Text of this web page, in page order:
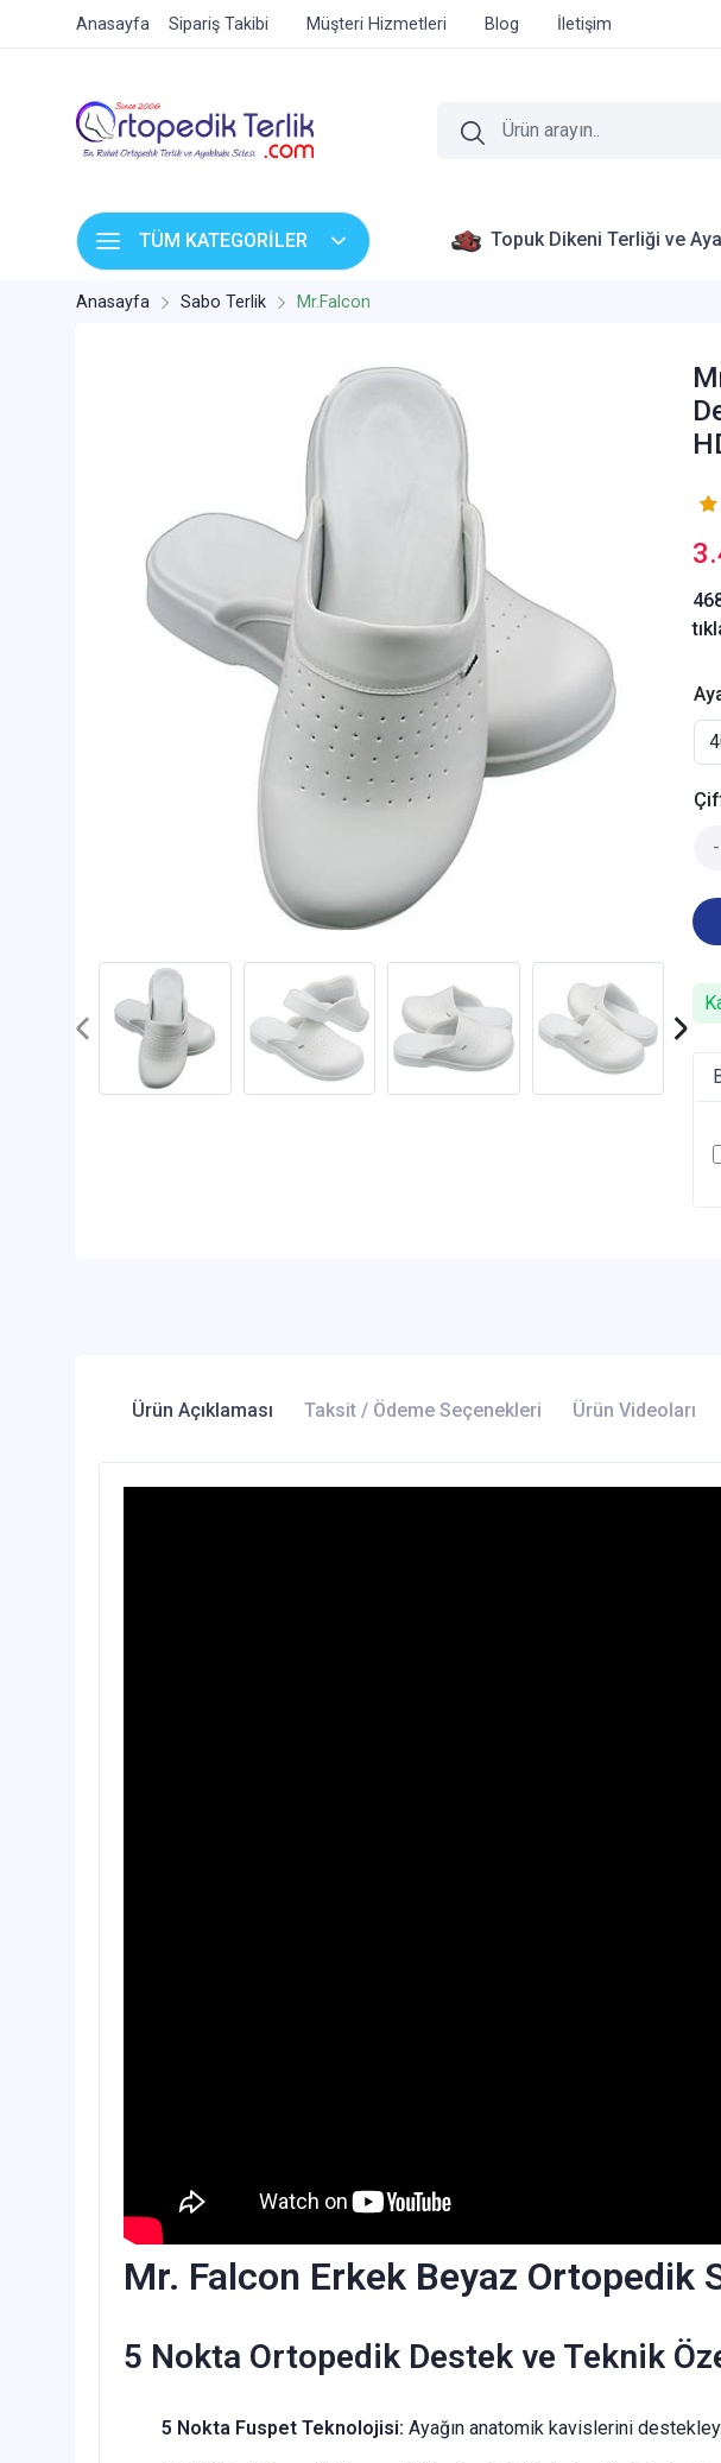
Anasayfa Sipariş Takibi Müşteri Hizmetleri Blog İletişim
TÜM KATEGORİLER Topuk Dikeni Terliği ve
Anasayfa Sabo Terlik Mr.Falcon
-
Ürün Açıklaması Taksit / Ödeme Seçenekleri Ürün Videoları
Mr. Falcon Erkek Beyaz Ortopedik
5 Nokta Ortopedik Destek ve Teknik
5 Nokta Fuspet Teknolojisi: Ayağın anatomik kavislerini